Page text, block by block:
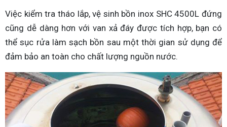
Việc kiểm tra tháo lắp, vệ sinh bồn inox SHC 4500L đứng
cũng dễ dàng hơn với van xả đáy được tích hợp, bạn có
thể sục rửa làm sạch bồn sau một thời gian sử dụng để
đảm bảo an toàn cho chất lượng nguồn nước.